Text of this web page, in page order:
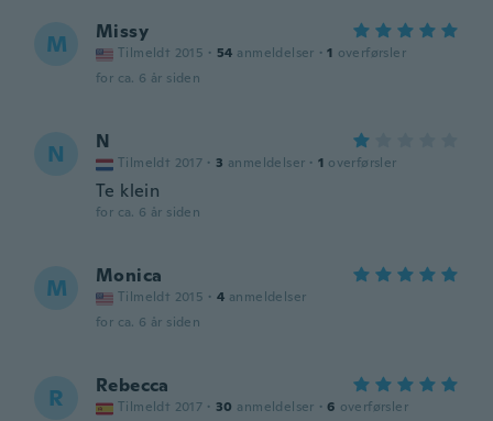
M Missy
Tilmeldt 2015 · 54 anmeldelser · 1 overførsler
for ca. 6 år siden
N N
Tilmeldt 2017 · 3 anmeldelser · 1 overførsler
Te klein
for ca. 6 år siden
M Monica
Tilmeldt 2015 · 4 anmeldelser
for ca. 6 år siden
R Rebecca
Tilmeldt 2017 · 30 anmeldelser · 6 overførsler